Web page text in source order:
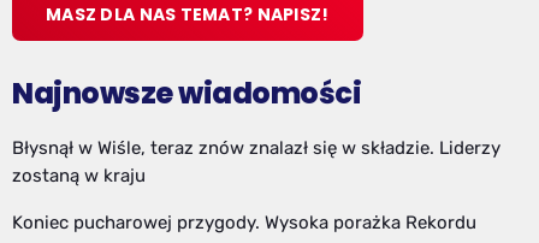
MASZ DLA NAS TEMAT? NAPISZ!
Najnowsze wiadomości
Błysnął w Wiśle, teraz znów znalazł się w składzie. Liderzy
zostaną w kraju
Koniec pucharowej przygody. Wysoka porażka Rekordu